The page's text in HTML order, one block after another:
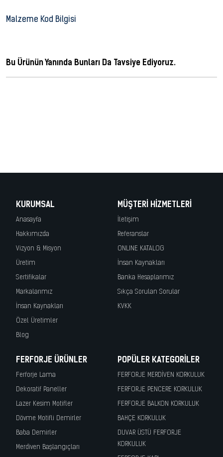
Malzeme Kod Bilgisi
Bu Ürünün Yanında Bunları Da Tavsiye Ediyoruz.
KURUMSAL
Anasayfa
Hakkımızda
Vizyon & Misyon
Üretim
Sertifikalar
Markalarımız
İnsan Kaynakları
Özel Üretimler
Blog
MÜŞTERI HIZMETLERI
İletişim
Referanslar
ONLINE KATALOG
İnsan Kaynakları
Banka Hesaplarımız
Sıkça Sorulan Sorular
KVKK
FERFORJE ÜRÜNLER
Ferforje Lama
Dekoratif Paneller
Lazer Kesim Motifler
Dövme Motifli Demirler
Baba Demirler
Merdiven Başlangıçları
POPÜLER KATEGORILER
FERFORJE MERDİVEN KORKULUK
FERFORJE PENCERE KORKULUK
FERFORJE BALKON KORKULUK
BAHÇE KORKULUK
DUVAR ÜSTÜ FERFORJE
KORKULUK